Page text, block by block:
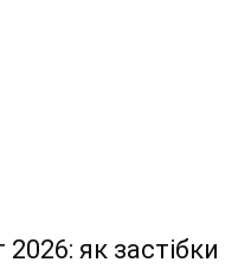
як застібки